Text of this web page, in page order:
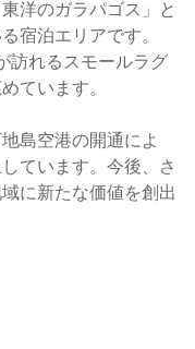
洋のガラパゴス」と
宿泊エリアです。
訪れるスモールラグ
ています。
島空港の開通によ
ています。今後、さ
に新たな価値を創出